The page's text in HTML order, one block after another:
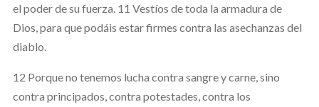
el poder de su fuerza. 11 Vestíos de toda la armadura de
Dios, para que podáis estar firmes contra las asechanzas del
diablo.
12 Porque no tenemos lucha contra sangre y carne, sino
contra principados, contra potestades, contra los